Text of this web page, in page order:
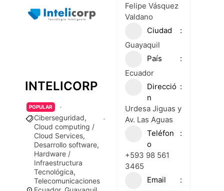
INTELICORP
POPULAR
Ciberseguridad,
Cloud computing /
Cloud Services,
Desarrollo software,
Hardware /
Infraestructura
Tecnológica,
Telecomunicaciones
Felipe Vásquez
Valdano
Ciudad
Guayaquil
País
Ecuador
Direcció
n
Urdesa Jiguas y
Av. Las Aguas
Teléfon
o
+593 98 561
3465
Email